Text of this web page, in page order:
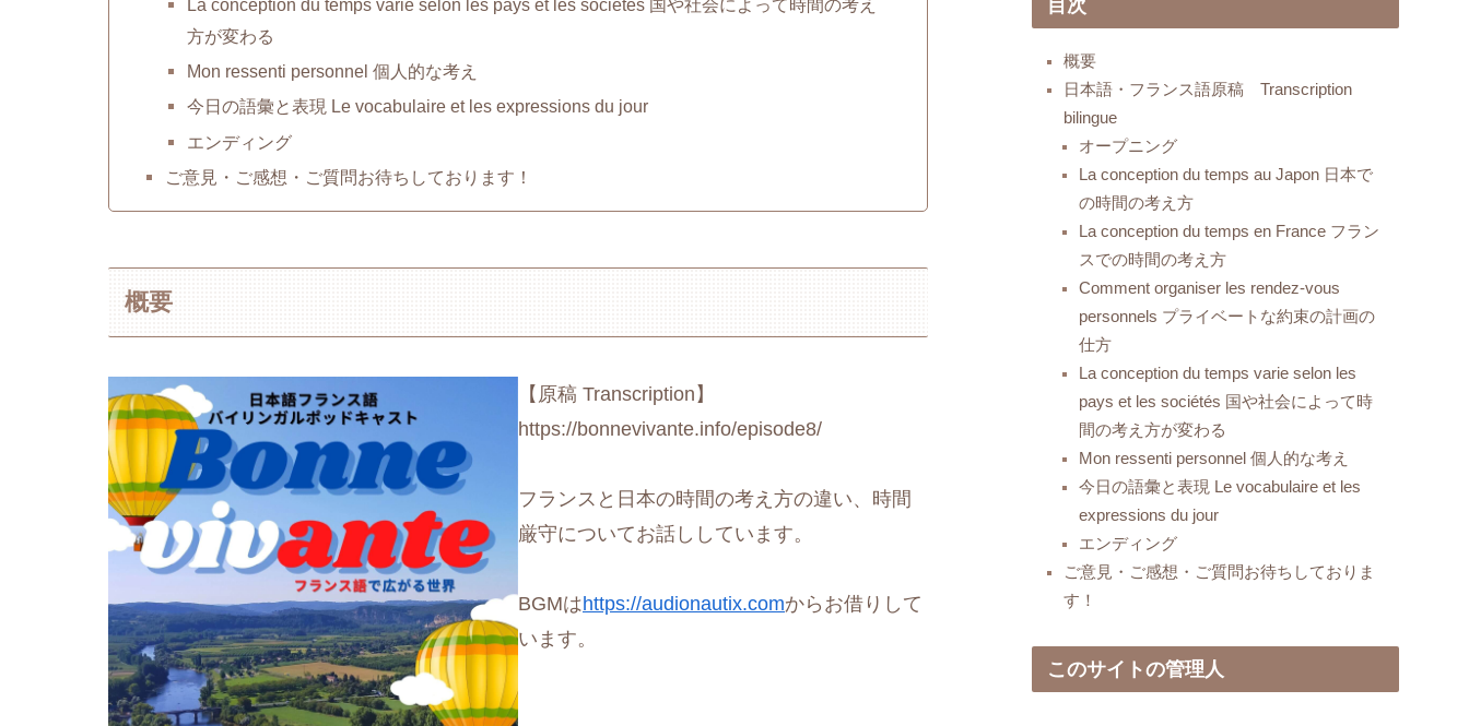
さ
La conception du temps varie selon les pays et les sociétés 国や社会によって時間の考え
方が変わる
Mon ressenti personnel 個人的な考え
今日の語彙と表現 Le vocabulaire et les expressions du jour
エンディング
ご意見・ご感想・ご質問お待ちしております！
概要
【原稿 Transcription】
https://bonnevivante.info/episode8/
フランスと日本の時間の考え方の違い、時間
厳守についてお話ししています。
BGMはhttps://audionautix.comからお借りして
います。
目次
概要
日本語・フランス語原稿 Transcription
bilingue
オープニング
La conception du temps au Japon 日本で
の時間の考え方
La conception du temps en France フラン
スでの時間の考え方
Comment organiser les rendez-vous
personnels プライベートな約束の計画の
仕方
La conception du temps varie selon les
pays et les sociétés 国や社会によって時
間の考え方が変わる
Mon ressenti personnel 個人的な考え
今日の語彙と表現 Le vocabulaire et les
expressions du jour
エンディング
ご意見・ご感想・ご質問お待ちしておりま
す！
このサイトの管理人